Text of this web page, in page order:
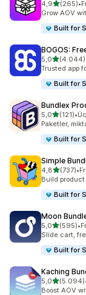
4,95 yıldız
(265)
toplam 265 •
Grow AOV
Built for
BOGOS:
5,05 yıldız
(4.044)
toplam 4044
Trusted app
Built for
Bundlex
5,05 yıldız
(121)
toplam 121•
Paketler,
Built for
Simple
4,85 yıldız
(737)
toplam 737•
Build
Built for
Moon
5,05 yıldız
(595)
toplam 595•
Slide cart,
Built for
Kaching
5,05 yıldız
(5.094)
toplam 5094
Boost AOV